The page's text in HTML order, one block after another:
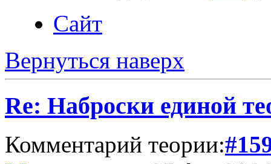
Сайт
Вернуться наверх
Re: Наброски единой
Комментарий теории: